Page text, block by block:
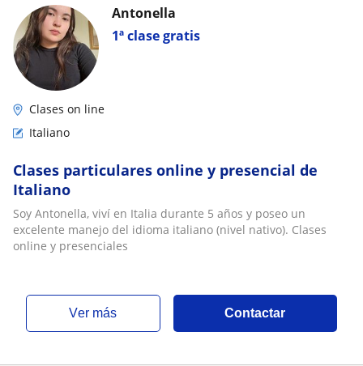
1ª clase gratis
Antonella
Clases on line
Italiano
Clases particulares online y presencial de
Italiano
Soy Antonella, viví en Italia durante 5 años y poseo un
excelente manejo del idioma italiano (nivel nativo). Clases
online y presenciales
ver más Contactar